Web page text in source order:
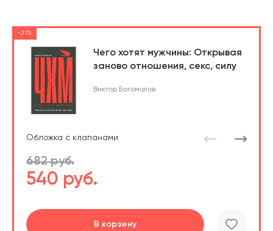
-21%
Чего хотят мужчины: Открывая
заново отношения, секс, силу
Виктор Богомолов
Обложка с клапанами
682 руб.
540 руб.
В корзину
Перейти
Перейти